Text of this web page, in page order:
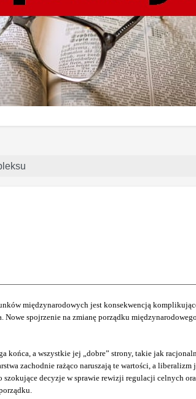
międzynarodowych jest konsekwencją
spojrzenie na zmianę porządku
końca, a wszystkie jej „dobre” strony, takie jak
zachodnie rażąco naruszają te wartości, a
szokujące decyzje w sprawie rewizji regulacji celnych